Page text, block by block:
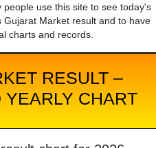
use this site to see today's
Market result and to have
charts and records.
RESULT –
YEARLY CHART